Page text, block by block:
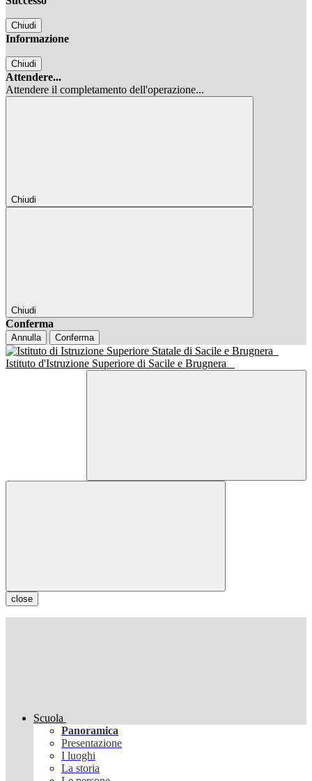
Chiudi
Informazione
Chiudi
Attendere...
Attendere il completamento dell'operazione...
Chiudi
Chiudi
Conferma
Annulla Conferma
Istituto d'Istruzione Superiore di Sacile e Brugnera
close
Scuola
Panoramica
Presentazione
I luoghi
La storia